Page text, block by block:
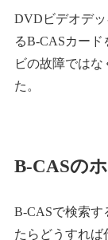
DVDビデオデ
るB-CASカー
ビの故障では
た。
B-CASの
B-CASで検索す
たらどうすれば